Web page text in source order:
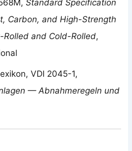
Standard Specification
Carbon, and High-Strength
and Cold-Rolled,
VDI 2045-1,
— Abnahmeregeln und